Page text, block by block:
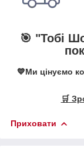
🎯 "Тобі
💙Ми цінуємо
🛒
Приховати